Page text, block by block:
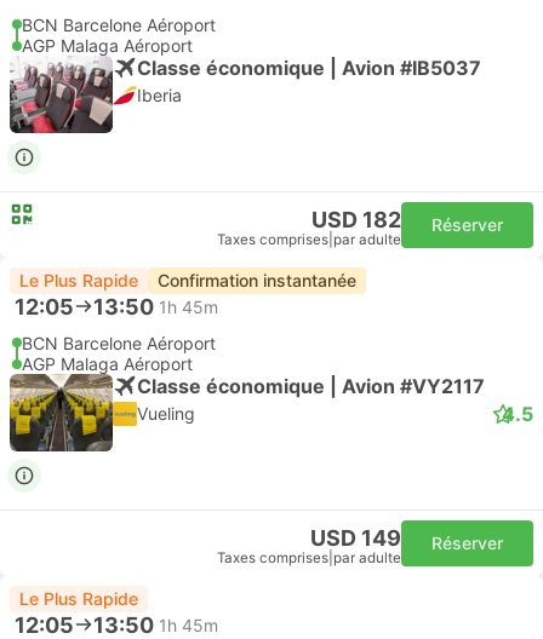
BCN Barcelone Aéroport
AGP Malaga Aéroport
Classe économique | Avion #IB5037
Iberia
USD 182
Taxes comprises par adulte
Réserver
Le Plus Rapide Confirmation instantanée
12:05 13:50 1h 45m
BCN Barcelone Aéroport
AGP Malaga Aéroport
Classe économique | Avion #VY2117
Vueling 4.5
USD 149
Taxes comprises par adulte
Réserver
Le Plus Rapide
12:05 13:50 1h 45m